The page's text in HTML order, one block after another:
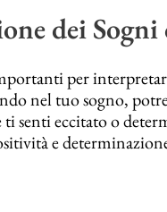
dei Sogni
per
nel tuo sogno,
ti senti eccitato o
e